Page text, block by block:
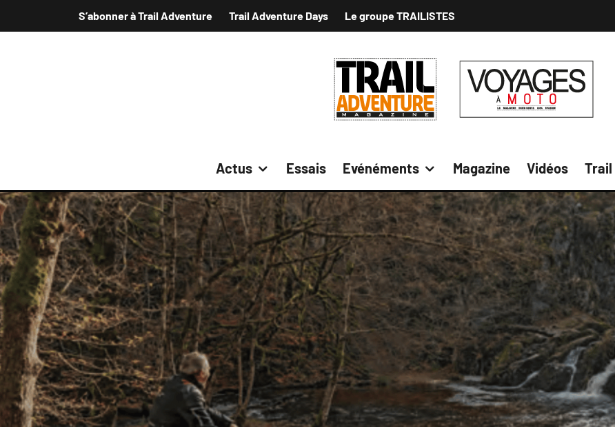
S’abonner à Trail Adventure Trail Adventure Days Le groupe TRAILISTES
Actus Essais Evénéments Magazine Vidéos Trail